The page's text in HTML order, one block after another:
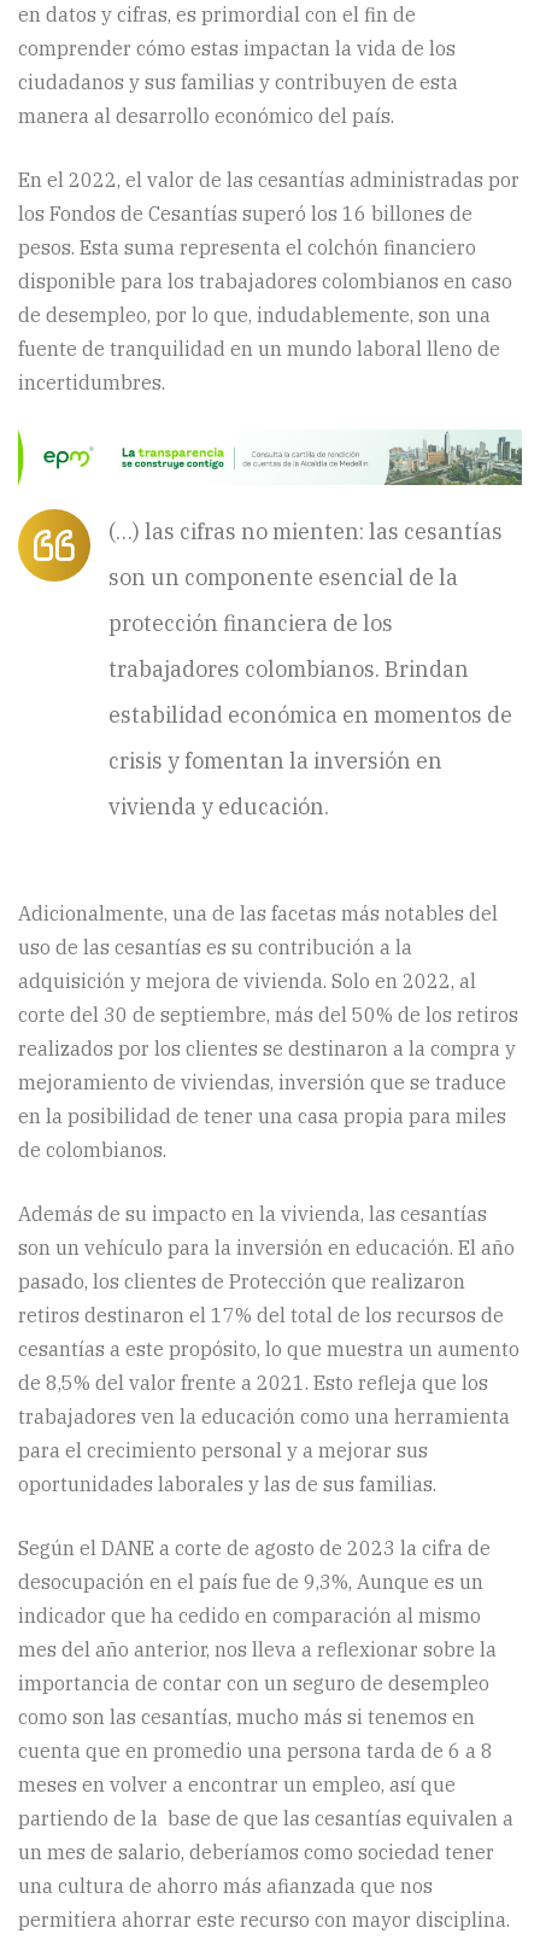
en datos y cifras, es primordial con el fin de
comprender cómo estas impactan la vida de los
ciudadanos y sus familias y contribuyen de esta
manera al desarrollo económico del país.
En el 2022, el valor de las cesantías administradas por
los Fondos de Cesantías superó los 16 billones de
pesos. Esta suma representa el colchón financiero
disponible para los trabajadores colombianos en caso
de desempleo, por lo que, indudablemente, son una
fuente de tranquilidad en un mundo laboral lleno de
incertidumbres.
(…) las cifras no mienten: las cesantías
son un componente esencial de la
protección financiera de los
trabajadores colombianos. Brindan
estabilidad económica en momentos de
crisis y fomentan la inversión en
vivienda y educación.
Adicionalmente, una de las facetas más notables del
uso de las cesantías es su contribución a la
adquisición y mejora de vivienda. Solo en 2022, al
corte del 30 de septiembre, más del 50% de los retiros
realizados por los clientes se destinaron a la compra y
mejoramiento de viviendas, inversión que se traduce
en la posibilidad de tener una casa propia para miles
de colombianos.
Además de su impacto en la vivienda, las cesantías
son un vehículo para la inversión en educación. El año
pasado, los clientes de Protección que realizaron
retiros destinaron el 17% del total de los recursos de
cesantías a este propósito, lo que muestra un aumento
de 8,5% del valor frente a 2021. Esto refleja que los
trabajadores ven la educación como una herramienta
para el crecimiento personal y a mejorar sus
oportunidades laborales y las de sus familias.
Según el DANE a corte de agosto de 2023 la cifra de
desocupación en el país fue de 9,3%, Aunque es un
indicador que ha cedido en comparación al mismo
mes del año anterior, nos lleva a reflexionar sobre la
importancia de contar con un seguro de desempleo
como son las cesantías, mucho más si tenemos en
cuenta que en promedio una persona tarda de 6 a 8
meses en volver a encontrar un empleo, así que
partiendo de la base de que las cesantías equivalen a
un mes de salario, deberíamos como sociedad tener
una cultura de ahorro más afianzada que nos
permitiera ahorrar este recurso con mayor disciplina.